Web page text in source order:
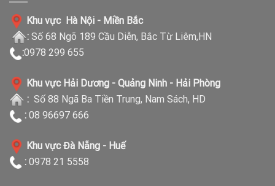
Khu vực Hà Nội - Miền Bắc
: Số 68 Ngõ 189 Cầu Diễn, Bắc Từ Liêm,HN
:0978 299 655
Khu vực Hải Dương - Quảng Ninh - Hải Phòng
: Số 88 Ngã Ba Tiền Trung, Nam Sách, HD
: 08 96697 666
Khu vực Đà Nẵng - Huế
: 0978 21 5558